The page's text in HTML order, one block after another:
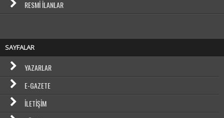
RESMI İLANLAR
SAYFALAR
YAZARLAR
E-GAZETE
İLETIŞIM